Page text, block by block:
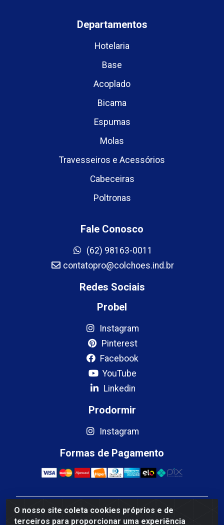
O nosso site coleta cookies próprios e de
terceiros para proporcionar uma experiência
Departamentos
Hotelaria
Base
Acoplado
Bicama
Espumas
Molas
Travesseiros e Acessórios
Cabeceiras
Poltronas
Fale Conosco
(62) 98163-0011
contatopro@colchoes.ind.br
Redes Sociais
Probel
Instagram
Pinterest
Facebook
YouTube
Linkedin
Prodormir
Instagram
Formas de Pagamento
Mercosul Espumas Industriais LTDA - Rua 13, SN,
Quadra009 Lote 0007 - Polo Empresarial Goias - Etapa